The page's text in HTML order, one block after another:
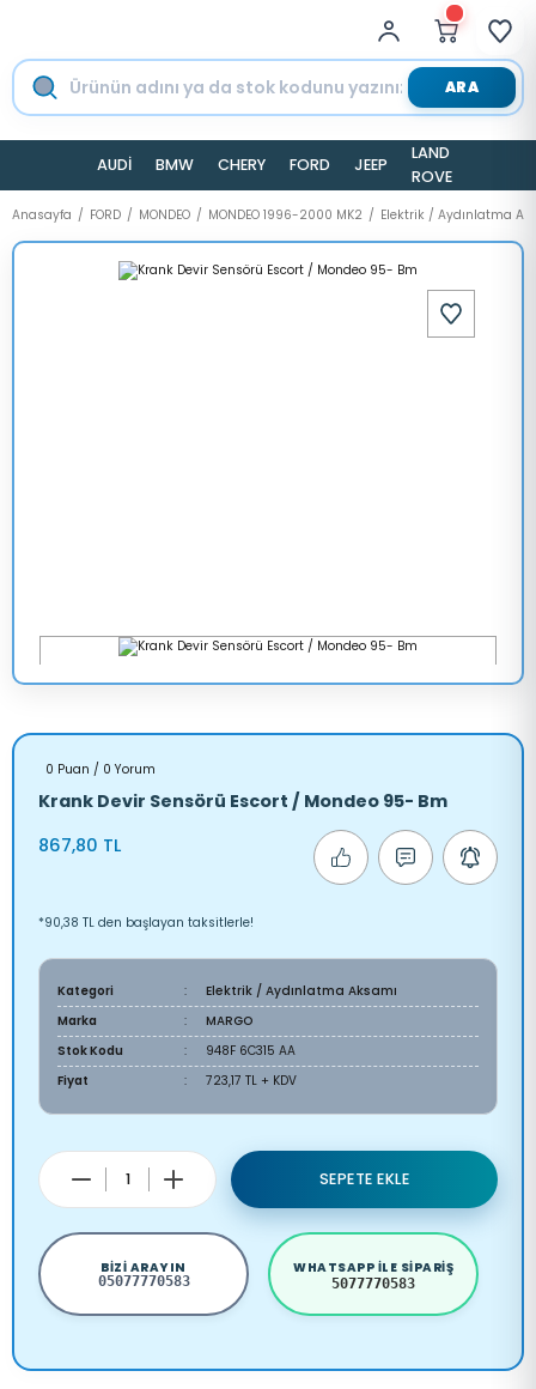
ARA
AUDİ BMW CHERY FORD JEEP
LAND
ROVER
Anasayfa FORD MONDEO MONDEO 1996-2000 MK2 Elektrik / Aydınlatma
0 Puan / 0 Yorum
Krank Devir Sensörü Escort / Mondeo 95- Bm
867,80 TL
*90,38 TL den başlayan taksitlerle!
Kategori
Elektrik / Aydınlatma Aksamı
Marka
MARGO
Stok Kodu
948F 6C315 AA
Fiyat
723,17 TL + KDV
SEPETE EKLE
BIZI ARAYIN
05077770583
WHATSAPP ILE SIPARIŞ
5077770583